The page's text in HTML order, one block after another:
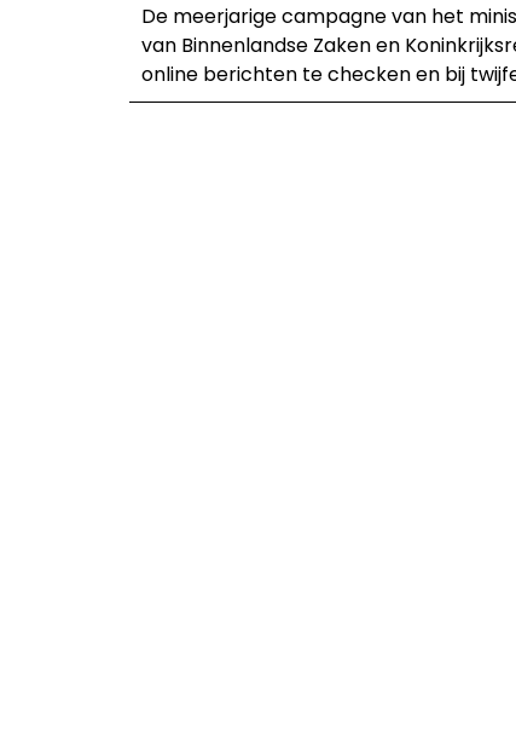
De meerjarige campagne van het
van Binnenlandse Zaken en
online berichten te checken en bij